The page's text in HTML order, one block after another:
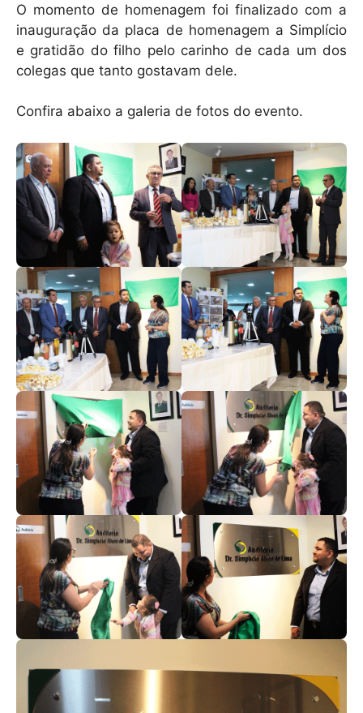
O momento de homenagem foi finalizado com a
inauguração da placa de homenagem a Simplício
e gratidão do filho pelo carinho de cada um dos
colegas que tanto gostavam dele.
Confira abaixo a galeria de fotos do evento.